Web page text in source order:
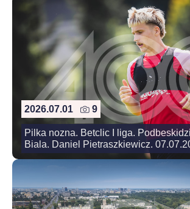
2026.07.01 9
Pilka nozna. Betclic I liga.
Biala. Daniel Pietraszkiewicz.